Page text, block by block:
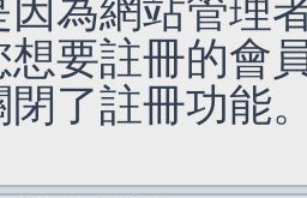
因為網站管理
想要註冊的會
閉了註冊功能